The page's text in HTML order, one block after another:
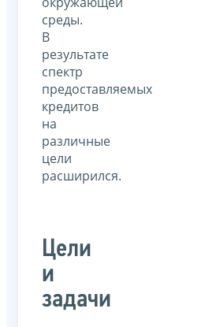
среды.
В
результате
спектр
предоставляемых
кредитов
на
различные
цели
расширился.
Цели
и
задачи